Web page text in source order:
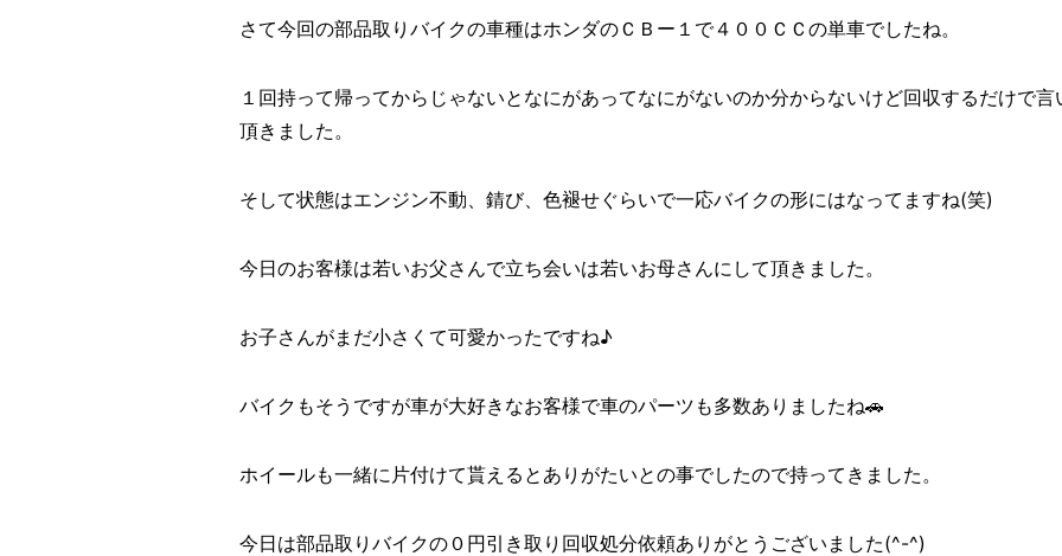
さて今回の部品取りバイクの車種はホンダのＣＢー１で４００ＣＣの単車でしたね。
１回持って帰ってからじゃないとなにがあってなにがないのか分からないけど回収するだけで
頂きました。
そして状態はエンジン不動、錆び、色褪せぐらいで一応バイクの形にはなってますね(笑)
今日のお客様は若いお父さんで立ち会いは若いお母さんにして頂きました。
お子さんがまだ小さくて可愛かったですね♪
バイクもそうですが車が大好きなお客様で車のパーツも多数ありましたね🚗
ホイールも一緒に片付けて貰えるとありがたいとの事でしたので持ってきました。
今日は部品取りバイクの０円引き取り回収処分依頼ありがとうございました(^-^)